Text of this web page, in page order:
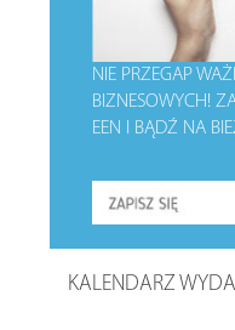
NIE PRZEGAP
BIZNESOWYCH!
EEN I BĄDŹ NA
KALENDARZ